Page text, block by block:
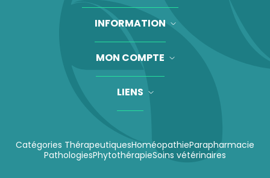
INFORMATION
MON COMPTE
LIENS
Catégories ThérapeutiquesHoméopathieParapharmacie
PathologiesPhytothérapieSoins vétérinaires